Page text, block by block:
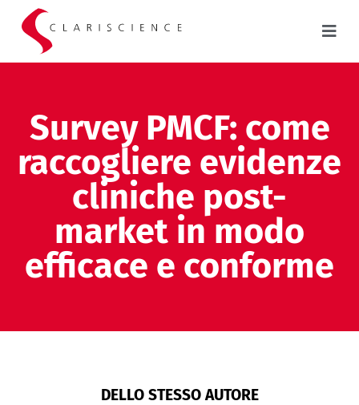
Survey PMCF: come
raccogliere evidenze
cliniche post-
market in modo
efficace e conforme
DELLO STESSO AUTORE